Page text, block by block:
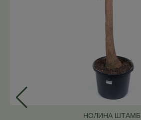
НОЛИНА ШТАМБ